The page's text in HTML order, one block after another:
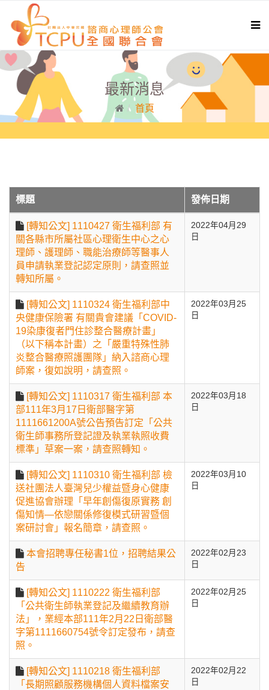
最新消息
首頁
標題 發佈日期
[轉知公文] 1110427 衛生福利部 有
關各縣市所屬社區心理衛生中心之心
理師、護理師、職能治療師等醫事人
員申請執業登記認定原則，請查照並
轉知所屬。
2022年04月29
日
[轉知公文] 1110324 衛生福利部中
央健康保險署 有關貴會建議「COVID-
19染康復者門住診整合醫療計畫」
（以下稱本計畫）之「嚴重特殊性肺
炎整合醫療照護團隊」納入諮商心理
師案，復如說明，請查照。
2022年03月25
日
[轉知公文] 1110317 衛生福利部 本
部111年3月17日衛部醫字第
1111661200A號公告預告訂定「公共
衛生師事務所登記證及執業執照收費
標準」草案一案，請查照轉知。
2022年03月18
日
[轉知公文] 1110310 衛生福利部 檢
送社團法人臺灣兒少權益暨身心健康
促進協會辦理「早年創傷復原實務 創
傷知情—依戀關係修復模式研習暨個
案研討會」報名簡章，請查照。
2022年03月10
日
本會招聘專任秘書1位，招聘結果公
告
2022年02月23
日
[轉知公文] 1110222 衛生福利部
「公共衛生師執業登記及繼續教育辦
法」，業經本部111年2月22日衛部醫
字第1111660754號令訂定發布，請查
照。
2022年02月25
日
[轉知公文] 1110218 衛生福利部
「長期照顧服務機構個人資料檔案安
2022年02月22
日